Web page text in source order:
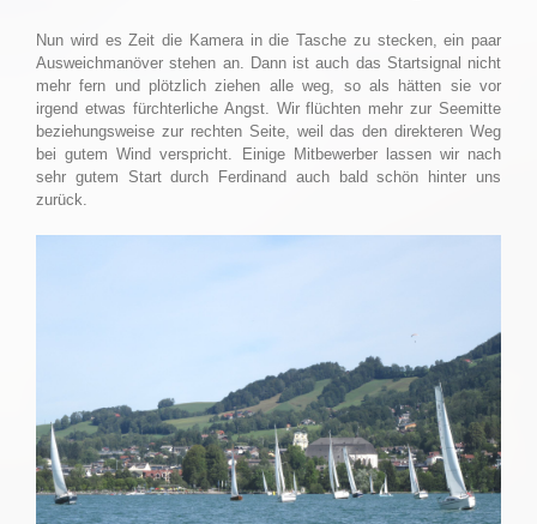
Nun wird es Zeit die Kamera in die Tasche zu stecken, ein paar
Ausweichmanöver stehen an. Dann ist auch das Startsignal nicht
mehr fern und plötzlich ziehen alle weg, so als hätten sie vor
irgend etwas fürchterliche Angst. Wir flüchten mehr zur Seemitte
beziehungsweise zur rechten Seite, weil das den direkteren Weg
bei gutem Wind verspricht. Einige Mitbewerber lassen wir nach
sehr gutem Start durch Ferdinand auch bald schön hinter uns
zurück.